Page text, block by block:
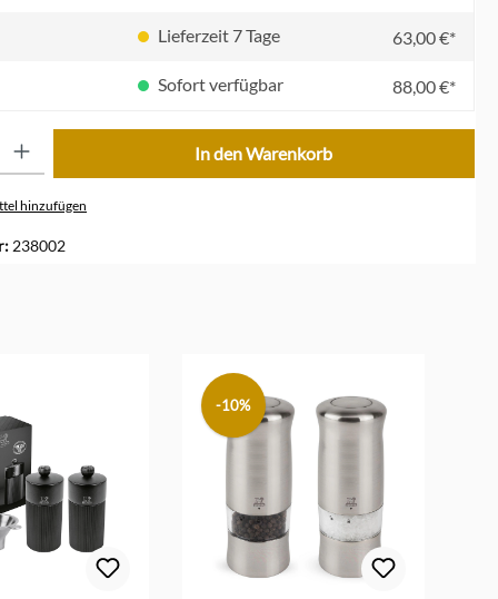
Lieferzeit 7 Tage 63,00 €*
Sofort verfügbar 88,00 €*
In den Warenkorb
hinzufügen
238002
-10%